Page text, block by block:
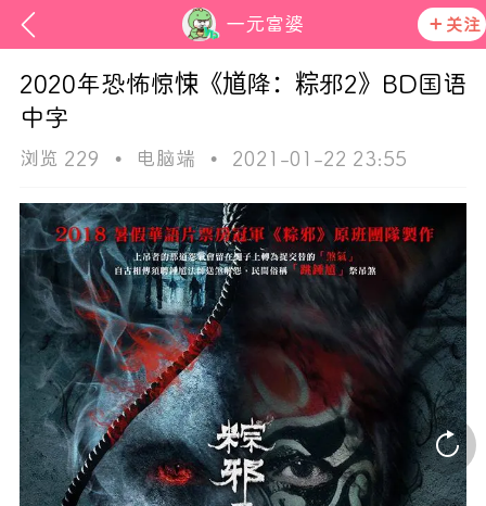
一元富婆 关注
区发布非法内容 发现立即永久封号
资讯
官方公告
2020年恐怖惊悚《馗降：粽邪2》BD国语
中字
浏览 229 • 电脑端 • 2021-01-22 23:55